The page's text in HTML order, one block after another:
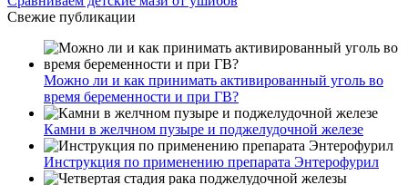
Свежие публикации
Можно ли и как принимать активированный уголь во
время беременности и при ГВ?
Камни в желчном пузыре и поджелудочной железе
Инструкция по применению препарата Энтерофурил